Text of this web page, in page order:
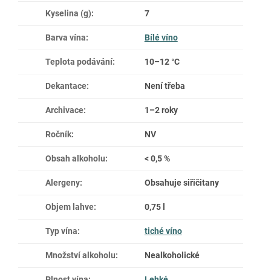
Kyselina (g): 7
Barva vína: Bílé víno
Teplota podávání: 10–12 °C
Dekantace: Není třeba
Archivace: 1–2 roky
Ročník: NV
Obsah alkoholu: < 0,5 %
Alergeny: Obsahuje siřičitany
Objem lahve: 0,75 l
Typ vína: tiché víno
Množství alkoholu: Nealkoholické